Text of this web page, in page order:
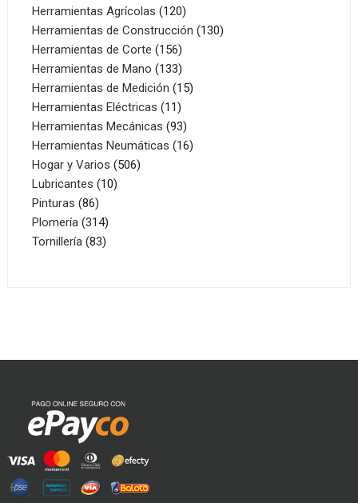
productos
Herramientas Agrícolas 120120
productos
Herramientas de Construcción 130130
Herramientas de Corte 156156
productos
Herramientas de Mano 133133
productos
Herramientas de Medición 1515
Herramientas Eléctricas 1111
productos
Herramientas Mecánicas 9393
productos
Herramientas Neumáticas 1616
Hogar y Varios 506506
Lubricantes 1010
Pinturas 8686
productos
Plomería 314314
productos
Tornillería 8383